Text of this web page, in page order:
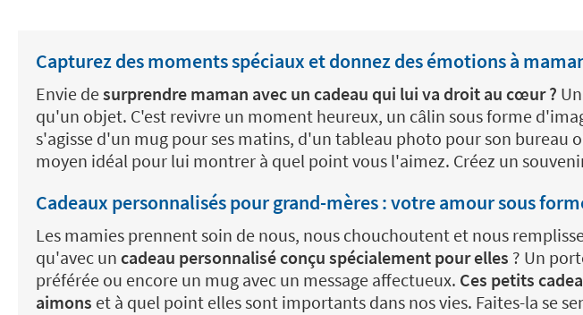
Capturez des moments spéciaux et donnez des émotions à
Envie desurprendre maman avec un cadeau qui lui va droit au cœur ?
qu'un objet. C'est revivre un moment heureux, un câlin sous forme
s'agisse d'un mug pour ses matins, d'un tableau photo pour son bureau
moyen idéal pour lui montrer à quel point vous l'aimez. Créez un
Cadeaux personnalisés pour grand-mères : votre amour sous
Les mamies prennent soin de nous, nous chouchoutent et nous
qu'avec un cadeau personnalisé conçu spécialement pour elles ? Un
préférée ou encore un mug avec un message affectueux. Ces petits
aimons et à quel point elles sont importants dans nos vies. Faites-la se